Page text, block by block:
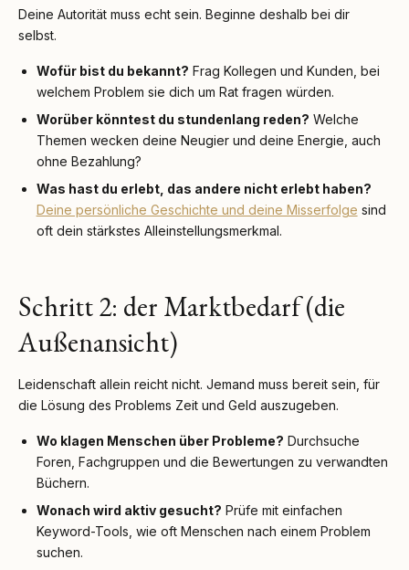
Deine Autorität muss echt sein. Beginne deshalb bei dir
selbst.
Wofür bist du bekannt? Frag Kollegen und Kunden, bei
welchem Problem sie dich um Rat fragen würden.
Worüber könntest du stundenlang reden? Welche
Themen wecken deine Neugier und deine Energie, auch
ohne Bezahlung?
Was hast du erlebt, das andere nicht erlebt haben?
Deine persönliche Geschichte und deine Misserfolge sind
oft dein stärkstes Alleinstellungsmerkmal.
Schritt 2: der Marktbedarf (die
Außenansicht)
Leidenschaft allein reicht nicht. Jemand muss bereit sein, für
die Lösung des Problems Zeit und Geld auszugeben.
Wo klagen Menschen über Probleme? Durchsuche
Foren, Fachgruppen und die Bewertungen zu verwandten
Büchern.
Wonach wird aktiv gesucht? Prüfe mit einfachen
Keyword-Tools, wie oft Menschen nach einem Problem
suchen.